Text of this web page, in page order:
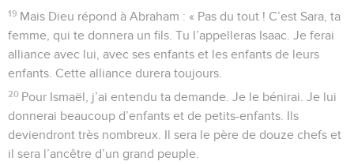
19 Mais Dieu répond à Abraham : « Pas du tout ! C’est Sara, ta
femme, qui te donnera un fils. Tu l’appelleras Isaac. Je ferai
alliance avec lui, avec ses enfants et les enfants de leurs
enfants. Cette alliance durera toujours.
20 Pour Ismaël, j’ai entendu ta demande. Je le bénirai. Je lui
donnerai beaucoup d’enfants et de petits-enfants. Ils
deviendront très nombreux. Il sera le père de douze chefs et
il sera l’ancêtre d’un grand peuple.